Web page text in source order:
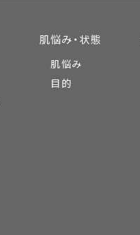
肌悩み・状態
肌悩み
目的